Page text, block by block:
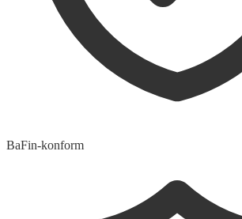
BaFin-konform